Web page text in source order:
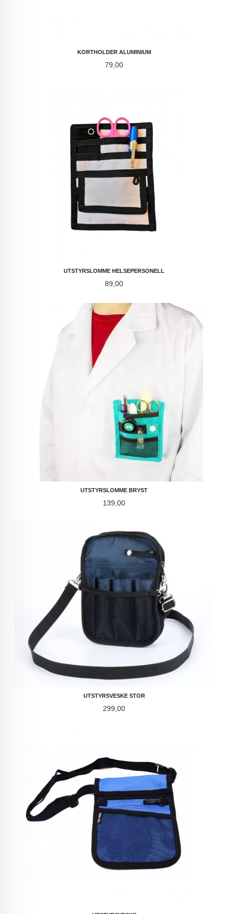
KORTHOLDER ALUMINIUM
Pris
79,00
UTSTYRSLOMME HELSEPERSONELL
Pris
89,00
UTSTYRSLOMME BRYST
Pris
139,00
UTSTYRSVESKE STOR
Pris
299,00